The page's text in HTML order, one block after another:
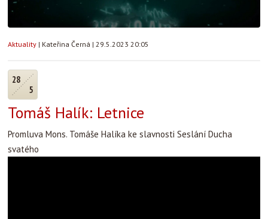
Aktuality | Kateřina Černá | 29.5.2023 20:05
28
5
Tomáš Halík: Letnice
Promluva Mons. Tomáše Halíka ke slavnosti Seslání Ducha
svatého